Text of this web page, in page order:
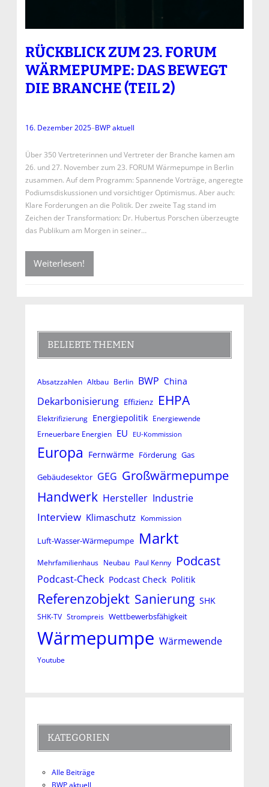
RÜCKBLICK ZUM 23. FORUM
WÄRMEPUMPE: DAS BEWEGT
DIE BRANCHE (TEIL 2)
16. Dezember 2025–BWP aktuell
Über 350 Vertreterinnen und Vertreter der Branche kamen am
26. und 27. November zum 23. FORUM Wärmepumpe in Berlin
zusammen. Auf dem Programm: Spannende Vorträge, angeregte
Podiumsdiskussionen und vorsichtiger Optimismus. Aber auch:
Klare Forderungen an die Politik. Der zweite Tag stand im
Zeichen der Transformation: Dr. Hubertus Porschen überzeugte
das Publikum am Morgen in seiner…
Weiterlesen!
BELIEBTE THEMEN
Absatzzahlen Altbau Berlin BWP China
Dekarbonisierung Effizienz EHPA
Elektrifizierung Energiepolitik Energiewende
Erneuerbare Energien EU EU-Kommission
Europa Fernwärme Förderung Gas
Gebäudesektor GEG Großwärmepumpe
Handwerk Hersteller Industrie
Interview Klimaschutz Kommission
Luft-Wasser-Wärmepumpe Markt
Mehrfamilienhaus Neubau Paul Kenny Podcast
Podcast-Check Podcast Check Politik
Referenzobjekt Sanierung SHK
SHK-TV Strompreis Wettbewerbsfähigkeit
Wärmepumpe Wärmewende
Youtube
KATEGORIEN
Alle Beiträge